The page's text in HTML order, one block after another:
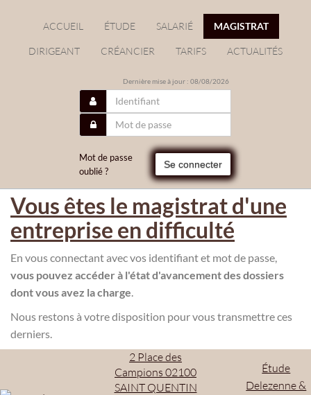
ACCUEIL ÉTUDE SALARIÉ MAGISTRAT
DIRIGEANT CRÉANCIER TARIFS ACTUALITÉS
Dernière mise à jour : 08/08/2026
Mot de passe
oublié ?
Se connecter
Vous êtes le magistrat d'une
entreprise en difficulté
En vous connectant avec vos identifiant et mot de passe,
vous pouvez accéder à l'état d'avancement des dossiers
dont vous avez la charge
Nous restons à votre disposition pour vous transmettre ces
derniers.
2 Place des
Campions 02100
SAINT QUENTIN
Étude
Delezenne &